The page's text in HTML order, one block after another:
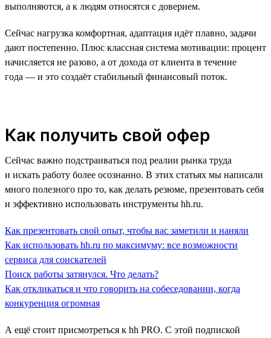
выполняются, а к людям относятся с доверием.
Сейчас нагрузка комфортная, адаптация идёт плавно, задачи
дают постепенно. Плюс классная система мотивации: процент
начисляется не разово, а от дохода от клиента в течение
года — и это создаёт стабильный финансовый поток.
Как получить свой офер
Сейчас важно подстраиваться под реалии рынка труда
и искать работу более осознанно. В этих статьях мы написали
много полезного про то, как делать резюме, презентовать себя
и эффективно использовать инструменты hh.ru.
Как презентовать свой опыт, чтобы вас заметили и наняли
Как использовать hh.ru по максимуму: все возможности
сервиса для соискателей
Поиск работы затянулся. Что делать?
Как откликаться и что говорить на собеседовании, когда
конкуренция огромная
А ещё стоит присмотреться к hh PRO. С этой подпиской